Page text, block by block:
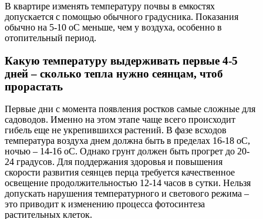
В квартире изменять температуру почвы в емкостях
допускается с помощью обычного градусника. Показания
обычно на 5-10 oC меньше, чем у воздуха, особенно в
отопительный период.
Какую температуру выдерживать первые 4-5
дней – сколько тепла нужно сеянцам, чтоб
прорастать
Первые дни с момента появления ростков самые сложные для
садоводов. Именно на этом этапе чаще всего происходит
гибель еще не укрепившихся растений. В фазе всходов
температура воздуха днем должна быть в пределах 16-18 oC,
ночью – 14-16 oC. Однако грунт должен быть прогрет до 20-
24 градусов. Для поддержания здоровья и повышения
скорости развития сеянцев перца требуется качественное
освещение продолжительностью 12-14 часов в сутки. Нельзя
допускать нарушения температурного и светового режима –
это приводит к изменению процесса фотосинтеза
растительных клеток.